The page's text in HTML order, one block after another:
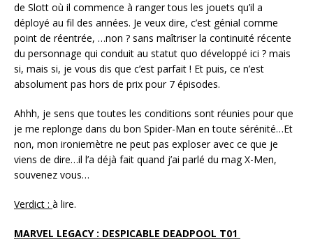
de Slott où il commence à ranger tous les jouets qu’il a
déployé au fil des années. Je veux dire, c’est génial comme
point de réentrée, …non ? sans maîtriser la continuité récente
du personnage qui conduit au statut quo développé ici ? mais
si, mais si, je vous dis que c’est parfait ! Et puis, ce n’est
absolument pas hors de prix pour 7 épisodes.
Ahhh, je sens que toutes les conditions sont réunies pour que
je me replonge dans du bon Spider-Man en toute sérénité…Et
non, mon ironiemètre ne peut pas exploser avec ce que je
viens de dire…il l’a déjà fait quand j’ai parlé du mag X-Men,
souvenez vous…
Verdict : à lire.
MARVEL LEGACY : DESPICABLE DEADPOOL T01